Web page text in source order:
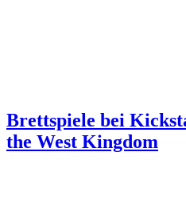
Brettspiele bei
the West Kingdom